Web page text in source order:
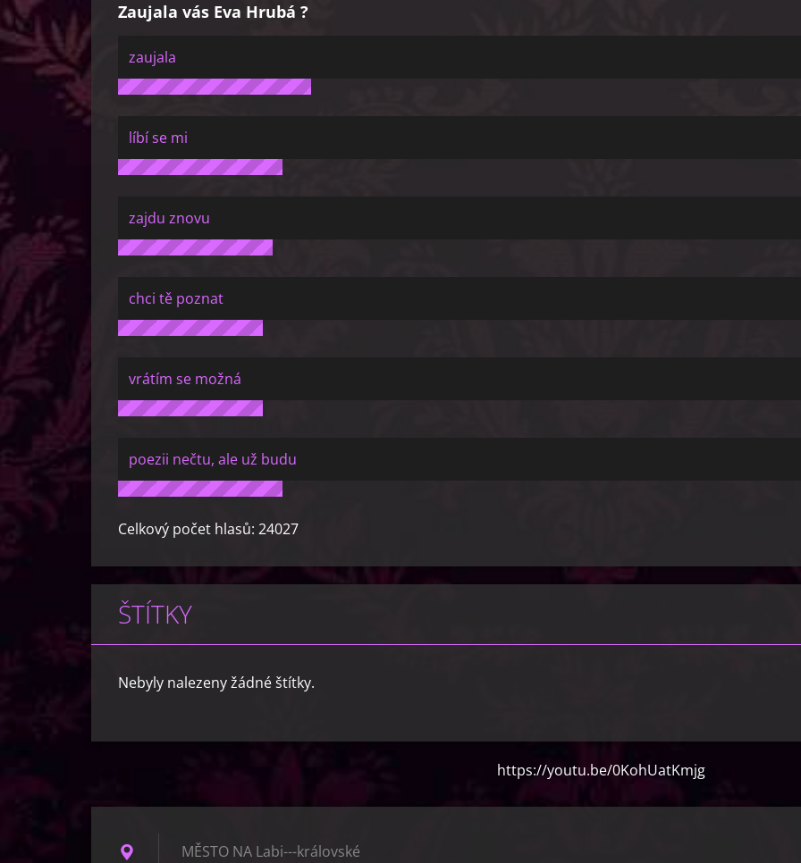
Zaujala vás Eva Hrubá ?
zaujala
líbí se mi
zajdu znovu
chci tě poznat
vrátím se možná
poezii nečtu, ale už budu
Celkový počet hlasů: 24027
ŠTÍTKY
Nebyly nalezeny žádné štítky.
https://youtu.be/0KohUatKmjg
MĚSTO NA Labi---královské